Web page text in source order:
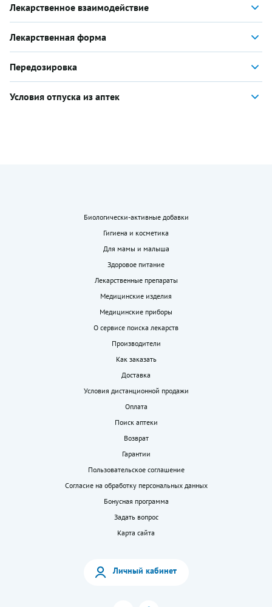
Лекарственное взаимодействие
Лекарственная форма
Передозировка
Условия отпуска из аптек
Биологически-активные добавки
Гигиена и косметика
Для мамы и малыша
Здоровое питание
Лекарственные препараты
Медицинские изделия
Медицинские приборы
О сервисе поиска лекарств
Производители
Как заказать
Доставка
Условия дистанционной продажи
Оплата
Поиск аптеки
Возврат
Гарантии
Пользовательское соглашение
Согласие на обработку персональных данных
Бонусная программа
Задать вопрос
Карта сайта
Личный кабинет